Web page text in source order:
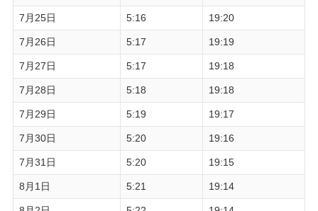
7月25日 5:16 19:20
7月26日 5:17 19:19
7月27日 5:17 19:18
7月28日 5:18 19:18
7月29日 5:19 19:17
7月30日 5:20 19:16
7月31日 5:20 19:15
8月1日 5:21 19:14